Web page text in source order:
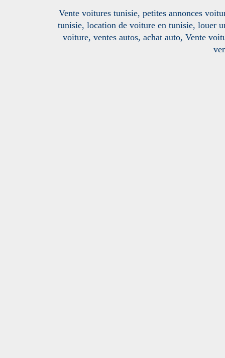
Vente voitures tunisie, petites annonces
tunisie, location de voiture en tunisie, louer
voiture, ventes autos, achat auto, Vente